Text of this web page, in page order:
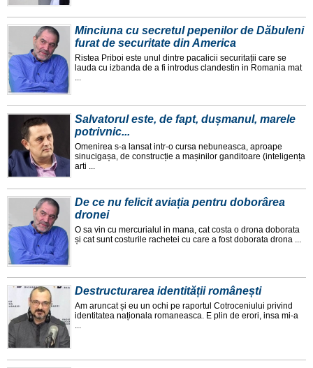
Minciuna cu secretul pepenilor de Dăbuleni
furat de securitate din America
Ristea Priboi este unul dintre pacalicii securitații care se
lauda cu izbanda de a fi introdus clandestin in Romania mat
...
Salvatorul este, de fapt, dușmanul, marele
potrivnic...
Omenirea s-a lansat intr-o cursa nebuneasca, aproape
sinucigașa, de construcție a mașinilor ganditoare (inteligența
arti ...
De ce nu felicit aviația pentru doborârea
dronei
O sa vin cu mercurialul in mana, cat costa o drona doborata
și cat sunt costurile rachetei cu care a fost doborata drona ...
Destructurarea identității românești
Am aruncat și eu un ochi pe raportul Cotroceniului privind
identitatea naționala romaneasca. E plin de erori, insa mi-a
...